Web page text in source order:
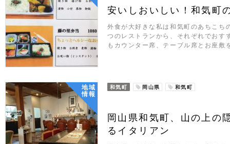
安いしおいしい！和気町
外食が大好きな私は和気町のあちこち
つのレストランから、それぞれでおす
もカウンター席、テーブル席とお座
地域
情報
和気町 岡山県 和気町
岡山県和気町、山の上の
るイタリアン